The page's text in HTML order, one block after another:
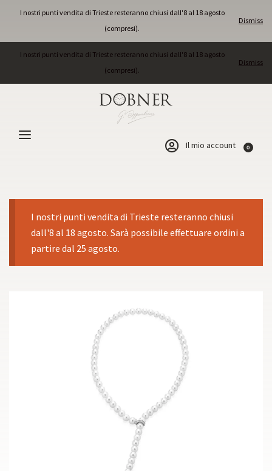
I nostri punti vendita di Trieste resteranno chiusi dall'8 al 18 agosto
(compresi).
Dismiss
I nostri punti vendita di Trieste resteranno chiusi dall'8 al 18 agosto
(compresi).
Dismiss
Il mio account 0
I nostri punti vendita di Trieste resteranno chiusi
dall'8 al 18 agosto. Sarà possibile effettuare ordini a
partire dal 25 agosto.